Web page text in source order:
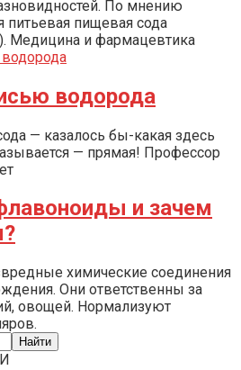
По мнению
питьевая пищевая сода
Медицина и фармацевтика
водорода
— казалось бы-какая здесь
— прямая! Профессор
и зачем
химические соединения
Они ответственны за
овощей. Нормализуют